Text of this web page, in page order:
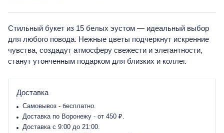
Стильный букет из 15 белых эустом — идеальный выбор
для любого повода. Нежные цветы подчеркнут искренние
чувства, создадут атмосферу свежести и элегантности,
станут утонченным подарком для близких и коллег.
Доставка
Самовывоз - бесплатно.
Доставка по Воронежу - от 450 ₽.
Доставка с 9:00 до 21:00.